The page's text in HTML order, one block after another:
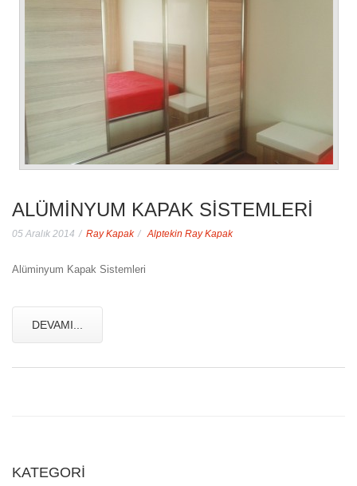
ALÜMINYUM KAPAK SISTEMLERI
05 Aralık 2014 Ray Kapak Alptekin Ray Kapak
Alüminyum Kapak Sistemleri
DEVAMI...
KATEGORİ